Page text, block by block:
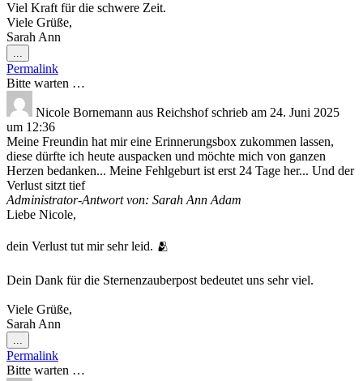
Viel Kraft für die schwere Zeit.
Viele Grüße,
Sarah Ann
...
Metabox
ein-/ausblenden.
Permalink
Bitte warten …
Nicole Bornemann aus Reichshof schrieb am 24. Juni 2025
um 12:36
Meine Freundin hat mir eine Erinnerungsbox zukommen lassen,
diese dürfte ich heute auspacken und möchte mich von ganzen
Herzen bedanken... Meine Fehlgeburt ist erst 24 Tage her... Und der
Verlust sitzt tief
Administrator-Antwort von: Sarah Ann Adam
Liebe Nicole,
dein Verlust tut mir sehr leid. 🫂
Dein Dank für die Sternenzauberpost bedeutet uns sehr viel.
Viele Grüße,
Sarah Ann
...
Metabox
ein-/ausblenden.
Permalink
Bitte warten …